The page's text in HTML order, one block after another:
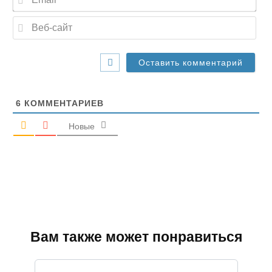
a
l
6 КОММЕНТАРИЕВ
Новые
Вам также может понравиться